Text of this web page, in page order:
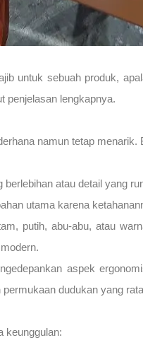
untuk sebuah produk,
penjelasan lengkapnya.
namun tetap
berlebihan atau detail yang
utama karena
putih, abu-abu, atau
aspek
dudukan yang
keunggulan: